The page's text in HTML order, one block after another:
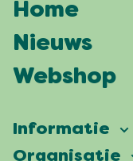
Home
Nieuws
Webshop
Informatie
Organisatie